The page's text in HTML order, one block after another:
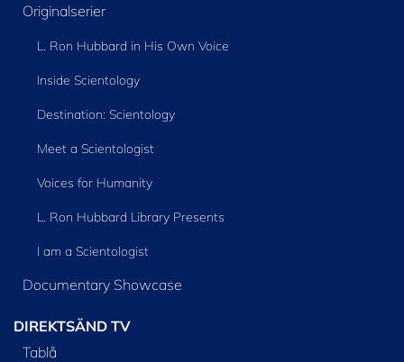
Originalserier
L. Ron Hubbard in His Own Voice
Inside Scientology
Destination: Scientology
Meet a Scientologist
Voices for Humanity
L. Ron Hubbard Library Presents
I am a Scientologist
Documentary Showcase
DIREKTSÄND TV
Tablå